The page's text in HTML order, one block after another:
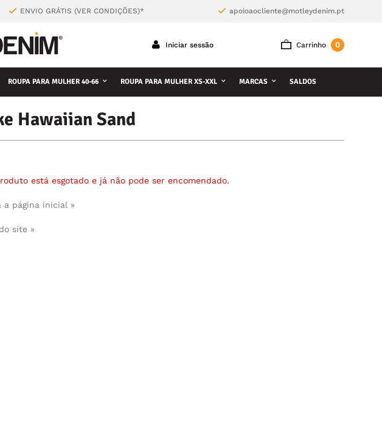
ENVIO GRÁTIS (VER CONDIÇÕES)* apoioaocliente@motleydenim.pt
Carrinho 0
Iniciar sessão
ROUPA PARA MULHER 40-66 ROUPA PARA MULHER XS-XXL MARCAS SALDOS
Hawaiian Sand
está esgotado e já não pode ser encomendado.
a página inicial »
site »